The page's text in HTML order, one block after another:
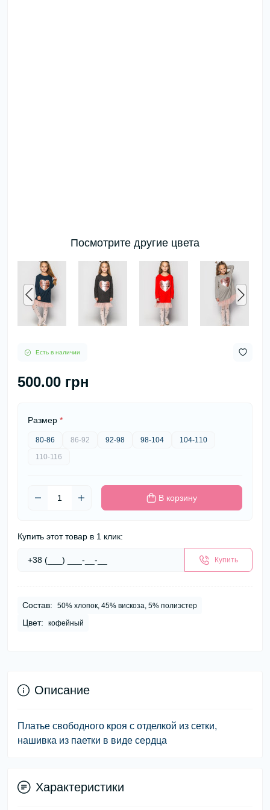
Посмотрите другие цвета
Есть в наличии
500.00 грн
Размер *
80-86 86-92 92-98 98-104
104-110
110-116
В корзину
Купить этот товар в 1 клик:
Купить
Состав: 50% хлопок, 45% вискоза, 5% полиэстер
Цвет: кофейный
Описание
Платье свободного кроя с отделкой из сетки,
нашивка из паетки в виде сердца
Характеристики